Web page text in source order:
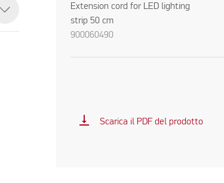
Extension cord for LED lighting
strip 50 cm
900060490
vertical_align_bottom Scarica il PDF del prodotto